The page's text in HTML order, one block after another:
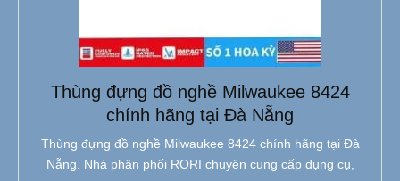
Thùng đựng đồ nghề Milwaukee 8424
chính hãng tại Đà Nẵng
Thùng đựng đồ nghề Milwaukee 8424 chính hãng tại Đà
Nẵng. Nhà phân phối RORI chuyên cung cấp dụng cụ,